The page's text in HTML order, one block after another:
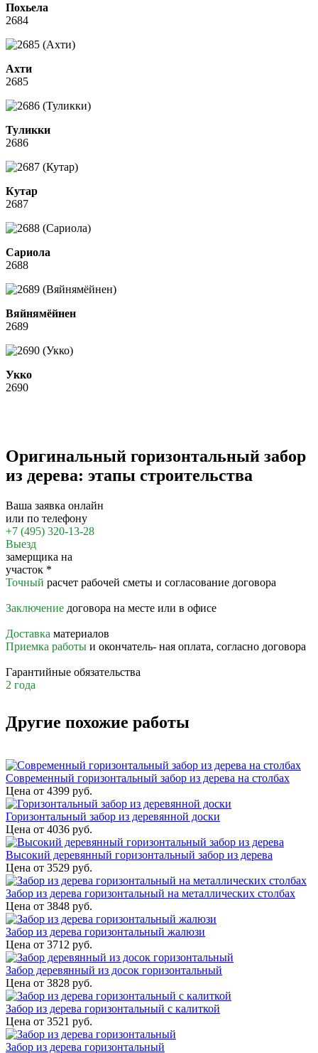
Похьела
2684
Ахти
2685
Туликки
2686
Кутар
2687
Сариола
2688
Вяйнямёйнен
2689
Укко
2690
Оригинальный горизонтальный забор
из дерева: этапы строительства
Ваша заявка онлайн
или по телефону
+7 (495) 320-13-28
Выезд
замерщика на
участок *
Точный расчет рабочей сметы и согласование договора
Заключение договора на месте или в офисе
Доставка материалов
Приемка работы и окончатель- ная оплата, согласно договора
Гарантийные обязательства
2 года
Другие похожие работы
Современный горизонтальный забор из дерева на столбах
Цена от 4399 руб.
Горизонтальный забор из деревянной доски
Цена от 4036 руб.
Высокий деревянный горизонтальный забор из дерева
Цена от 3529 руб.
Забор из дерева горизонтальный на металлических столбах
Цена от 3848 руб.
Забор из дерева горизонтальный жалюзи
Цена от 3712 руб.
Забор деревянный из досок горизонтальный
Цена от 3828 руб.
Забор из дерева горизонтальный с калиткой
Цена от 3521 руб.
Забор из дерева горизонтальный